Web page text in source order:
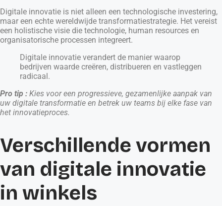
Digitale innovatie is niet alleen een technologische investering,
maar een echte wereldwijde transformatiestrategie. Het vereist
een holistische visie die technologie, human resources en
organisatorische processen integreert.
Digitale innovatie verandert de manier waarop
bedrijven waarde creëren, distribueren en vastleggen
radicaal.
Pro tip : Kies voor een progressieve, gezamenlijke aanpak van
uw digitale transformatie en betrek uw teams bij elke fase van
het innovatieproces.
Verschillende vormen
van digitale innovatie
in winkels